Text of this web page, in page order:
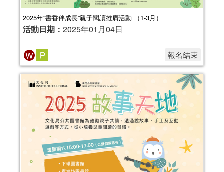
2025年“書香伴成長”親子閱讀推廣活動 （1-3月）
活動日期： 2025年01月04日
報名結束